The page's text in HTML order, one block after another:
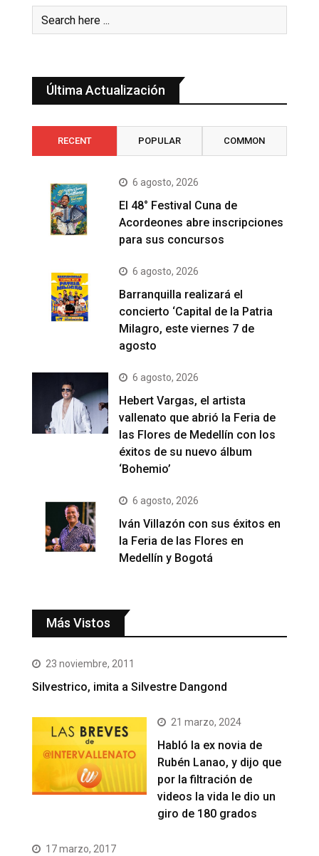
Última Actualización
RECENT POPULAR COMMON
6 agosto, 2026
El 48° Festival Cuna de
Acordeones abre inscripciones
para sus concursos
6 agosto, 2026
Barranquilla realizará el
concierto ‘Capital de la Patria
Milagro, este viernes 7 de
agosto
6 agosto, 2026
Hebert Vargas, el artista
vallenato que abrió la Feria de
las Flores de Medellín con los
éxitos de su nuevo álbum
‘Bohemio’
6 agosto, 2026
Iván Villazón con sus éxitos en
la Feria de las Flores en
Medellín y Bogotá
Más Vistos
23 noviembre, 2011
Silvestrico, imita a Silvestre Dangond
21 marzo, 2024
Habló la ex novia de
Rubén Lanao, y dijo que
por la filtración de
videos la vida le dio un
giro de 180 grados
17 marzo, 2017